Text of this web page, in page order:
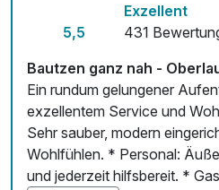
Zimmerservice verfügbar
Mit Hotelbar
5,5
Exzellent
431
Bautzen ganz nah -
Ein rundum gelungener
exzellentem Service und
Sehr sauber, modern
Wohlfühlen. * Personal: Äußerst freundlich, herzlich
und jederzeit hilfsbereit. * Gastronomie: Das Essen